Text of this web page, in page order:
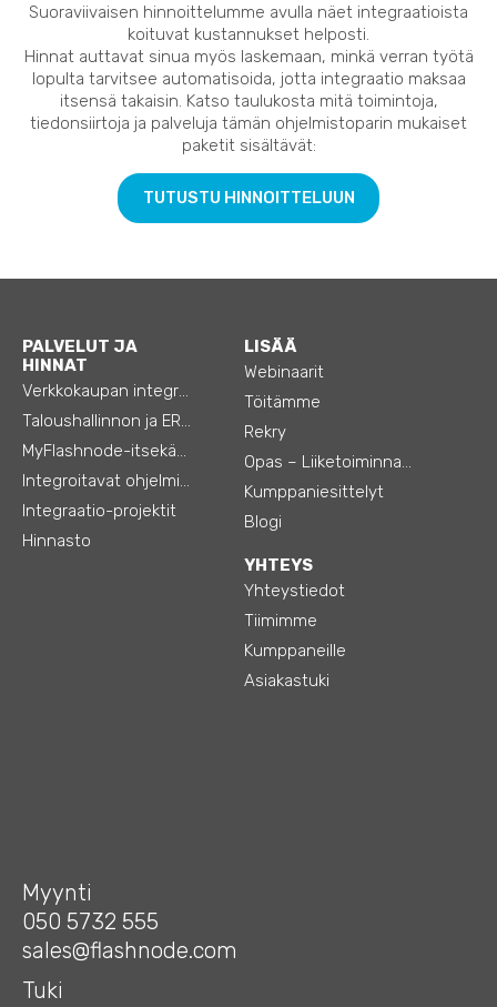
Suoraviivaisen hinnoittelumme avulla näet integraatioista
koituvat kustannukset helposti.
Hinnat auttavat sinua myös laskemaan, minkä verran työtä
lopulta tarvitsee automatisoida, jotta integraatio maksaa
itsensä takaisin. Katso taulukosta mitä toimintoja,
tiedonsiirtoja ja palveluja tämän ohjelmistoparin mukaiset
paketit sisältävät:
TUTUSTU HINNOITTELUUN
PALVELUT JA
HINNAT
Verkkokaupan integraatiot
Taloushallinnon ja ERP:n integraatiot
MyFlashnode-itsekäyttö-automaatio
Integroitavat ohjelmistot
Integraatio-projektit
Hinnasto
LISÄÄ
Webinaarit
Töitämme
Rekry
Opas – Liiketoiminnan tehostamiseen
Kumppaniesittelyt
Blogi
YHTEYS
Yhteystiedot
Tiimimme
Kumppaneille
Asiakastuki
Myynti
050 5732 555
sales@flashnode.com
Tuki